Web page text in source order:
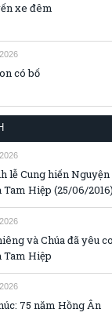
xe đêm
có bố
lễ Cung hiến
Hiệp (25/06/2016)
và Chúa đã yêu
Tam Hiệp
75 năm Hồng Ân